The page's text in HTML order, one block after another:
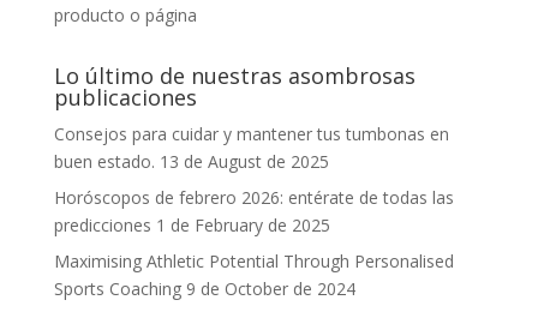
producto o página
Lo último de nuestras asombrosas
publicaciones
Consejos para cuidar y mantener tus tumbonas en
buen estado. 13 de August de 2025
Horóscopos de febrero 2026: entérate de todas las
predicciones 1 de February de 2025
Maximising Athletic Potential Through Personalised
Sports Coaching 9 de October de 2024